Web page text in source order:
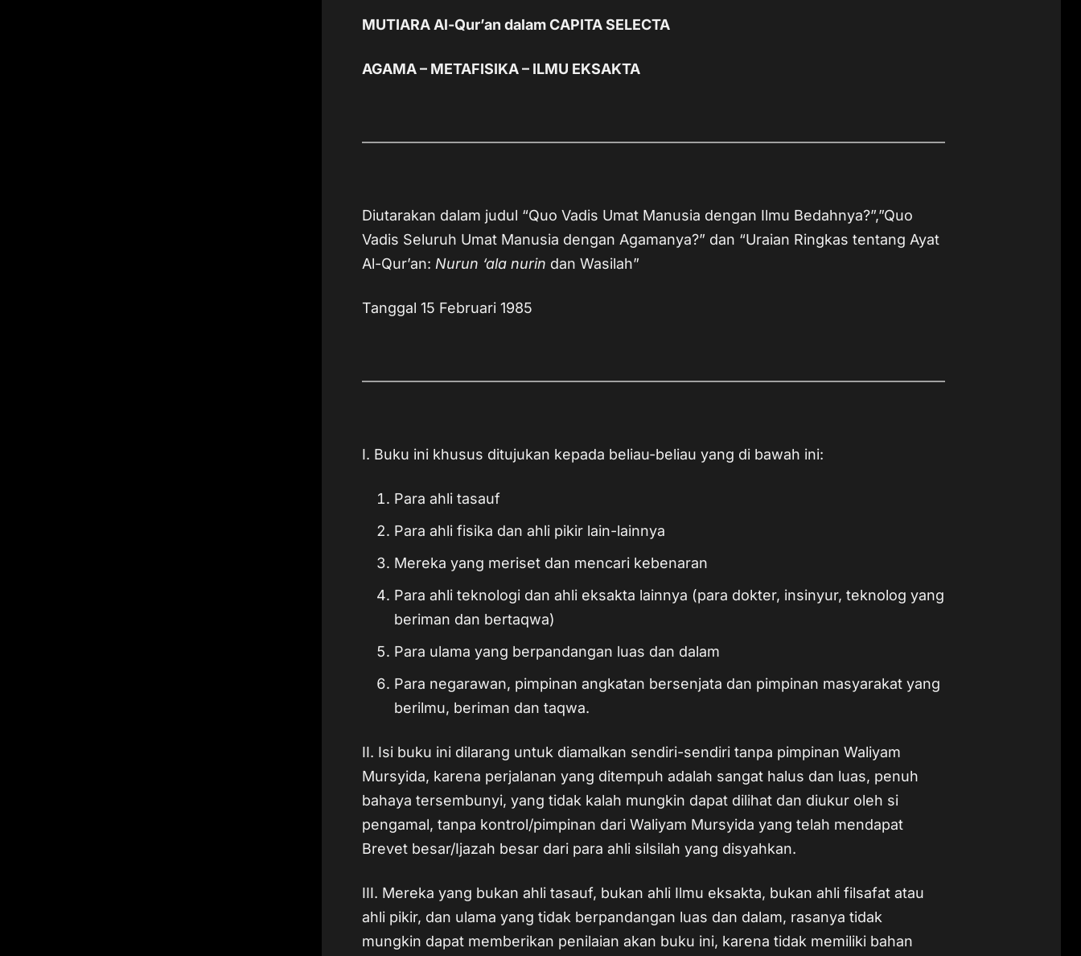
MUTIARA Al-Qur’an dalam CAPITA SELECTA
AGAMA – METAFISIKA – ILMU EKSAKTA
Diutarakan dalam judul “Quo Vadis Umat Manusia dengan Ilmu Bedahnya?”,”Quo
Vadis Seluruh Umat Manusia dengan Agamanya?” dan “Uraian Ringkas tentang Ayat
Al-Qur’an: Nurun ‘ala nurin dan Wasilah”
Tanggal 15 Februari 1985
I. Buku ini khusus ditujukan kepada beliau-beliau yang di bawah ini:
Para ahli tasauf
Para ahli fisika dan ahli pikir lain-lainnya
Mereka yang meriset dan mencari kebenaran
Para ahli teknologi dan ahli eksakta lainnya (para dokter, insinyur, teknolog yang
beriman dan bertaqwa)
Para ulama yang berpandangan luas dan dalam
Para negarawan, pimpinan angkatan bersenjata dan pimpinan masyarakat yang
berilmu, beriman dan taqwa.
II. Isi buku ini dilarang untuk diamalkan sendiri-sendiri tanpa pimpinan Waliyam
Mursyida, karena perjalanan yang ditempuh adalah sangat halus dan luas, penuh
bahaya tersembunyi, yang tidak kalah mungkin dapat dilihat dan diukur oleh si
pengamal, tanpa kontrol/pimpinan dari Waliyam Mursyida yang telah mendapat
Brevet besar/Ijazah besar dari para ahli silsilah yang disyahkan.
III. Mereka yang bukan ahli tasauf, bukan ahli Ilmu eksakta, bukan ahli filsafat atau
ahli pikir, dan ulama yang tidak berpandangan luas dan dalam, rasanya tidak
mungkin dapat memberikan penilaian akan buku ini, karena tidak memiliki bahan